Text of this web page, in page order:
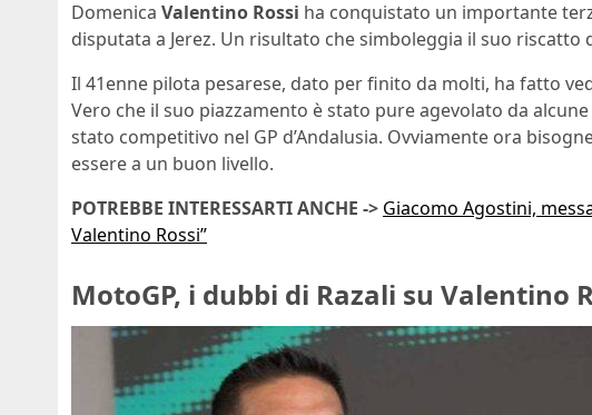
Domenica Valentino Rossi ha conquistato un importante
disputata a Jerez. Un risultato che simboleggia il suo
Il 41enne pilota pesarese, dato per finito da molti, ha fatto
Vero che il suo piazzamento è stato pure agevolato da
stato competitivo nel GP d’Andalusia. Ovviamente ora
essere a un buon livello.
POTREBBE INTERESSARTI ANCHE -> Giacomo Agostini,
Valentino Rossi”
MotoGP, i dubbi di Razali su Valentino